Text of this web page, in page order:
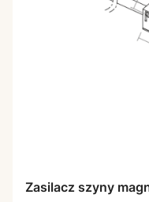
Zasilacz szyny